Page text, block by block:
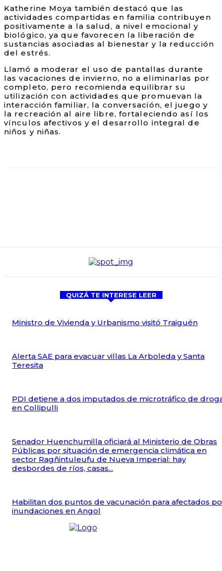
Katherine Moya también destacó que las
actividades compartidas en familia contribuyen
positivamente a la salud, a nivel emocional y
biológico, ya que favorecen la liberación de
sustancias asociadas al bienestar y la reducción
del estrés.
Llamó a moderar el uso de pantallas durante
las vacaciones de invierno, no a eliminarlas por
completo, pero recomienda equilibrar su
utilización con actividades que promuevan la
interacción familiar, la conversación, el juego y
la recreación al aire libre, fortaleciendo así los
vínculos afectivos y el desarrollo integral de
niños y niñas.
QUIZÁ TE INTERESE LEER
Ministro de Vivienda y Urbanismo visitó Traiguén
Alerta SAE para evacuar villas La Arboleda y Santa
Teresita
PDI detiene a dos imputados de microtráfico de
en Collipulli
Senador Huenchumilla oficiará al Ministerio de Obras
Públicas por situación de emergencia climática en
sector Ragñintuleufu de Nueva Imperial: hay
desbordes de ríos, casas...
Habilitan dos puntos de vacunación para afectados
inundaciones en Angol